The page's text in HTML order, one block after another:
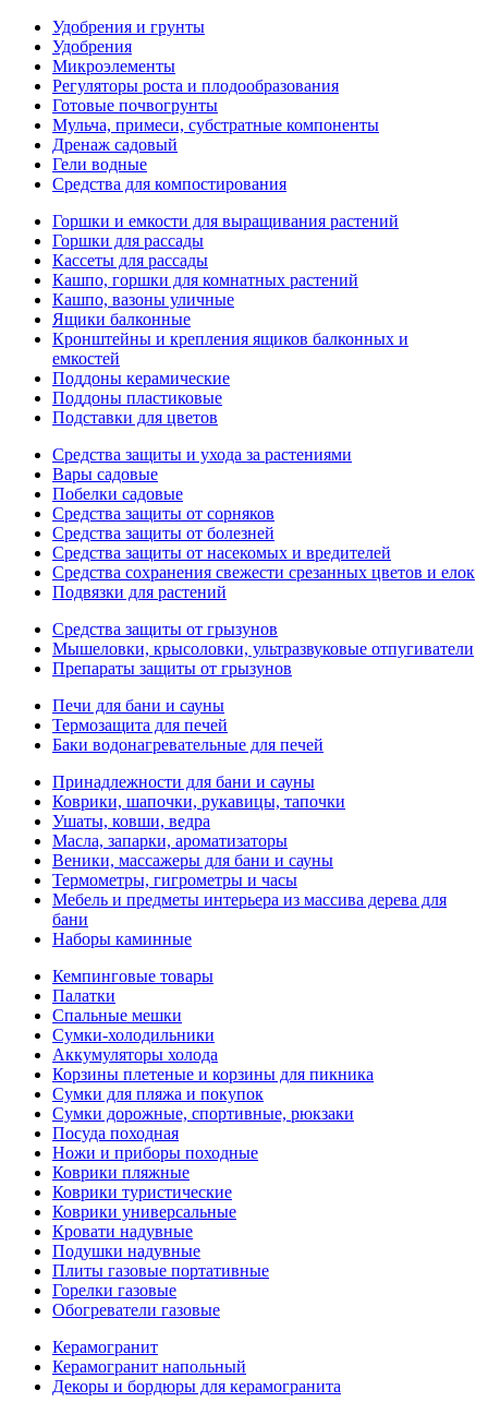
Удобрения и грунты
Удобрения
Микроэлементы
Регуляторы роста и плодообразования
Готовые почвогрунты
Мульча, примеси, субстратные компоненты
Дренаж садовый
Гели водные
Средства для компостирования
Горшки и емкости для выращивания растений
Горшки для рассады
Кассеты для рассады
Кашпо, горшки для комнатных растений
Кашпо, вазоны уличные
Ящики балконные
Кронштейны и крепления ящиков балконных и
емкостей
Поддоны керамические
Поддоны пластиковые
Подставки для цветов
Средства защиты и ухода за растениями
Вары садовые
Побелки садовые
Средства защиты от сорняков
Средства защиты от болезней
Средства защиты от насекомых и вредителей
Средства сохранения свежести срезанных цветов и елок
Подвязки для растений
Средства защиты от грызунов
Мышеловки, крысоловки, ультразвуковые отпугиватели
Препараты защиты от грызунов
Печи для бани и сауны
Термозащита для печей
Баки водонагревательные для печей
Принадлежности для бани и сауны
Коврики, шапочки, рукавицы, тапочки
Ушаты, ковши, ведра
Масла, запарки, ароматизаторы
Веники, массажеры для бани и сауны
Термометры, гигрометры и часы
Мебель и предметы интерьера из массива дерева для
бани
Наборы каминные
Кемпинговые товары
Палатки
Спальные мешки
Сумки-холодильники
Аккумуляторы холода
Корзины плетеные и корзины для пикника
Сумки для пляжа и покупок
Сумки дорожные, спортивные, рюкзаки
Посуда походная
Ножи и приборы походные
Коврики пляжные
Коврики туристические
Коврики универсальные
Кровати надувные
Подушки надувные
Плиты газовые портативные
Горелки газовые
Обогреватели газовые
Керамогранит
Керамогранит напольный
Декоры и бордюры для керамогранита